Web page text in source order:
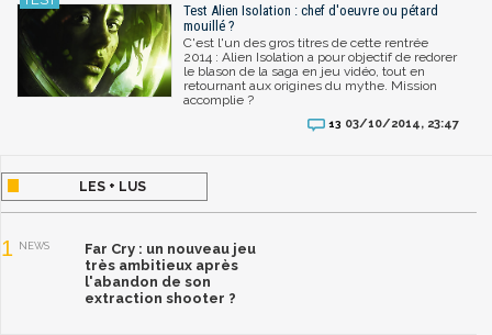
Test Alien Isolation : chef d'oeuvre ou pétard
mouillé ?
C'est l'un des gros titres de cette rentrée
2014 : Alien Isolation a pour objectif de redorer
le blason de la saga en jeu vidéo, tout en
retournant aux origines du mythe. Mission
accomplie ?
13 03/10/2014, 23:47
LES + LUS
1 NEWS
Far Cry : un nouveau jeu
très ambitieux après
l'abandon de son
extraction shooter ?